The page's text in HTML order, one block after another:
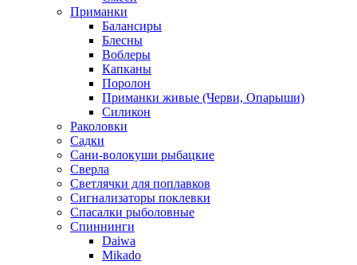
Приманки
Балансиры
Блесны
Воблеры
Капканы
Поролон
Приманки живые (Черви, Опарыши)
Силикон
Раколовки
Садки
Сани-волокуши рыбацкие
Сверла
Светлячки для поплавков
Сигнализаторы поклевки
Спасалки рыболовные
Спиннинги
Daiwa
Mikado